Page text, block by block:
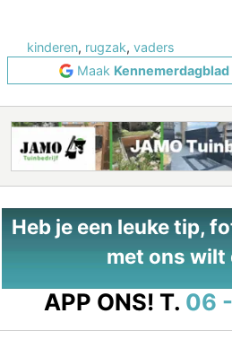
kinderen, rugzak, vaders
Maak Kennemerdagblad
Heb je een leuke tip,
met ons wilt
APP ONS! T. 06